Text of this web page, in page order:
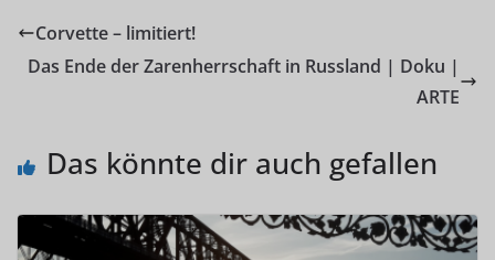
Corvette – limitiert!
Das Ende der Zarenherrschaft in Russland | Doku |
ARTE
Das könnte dir auch gefallen